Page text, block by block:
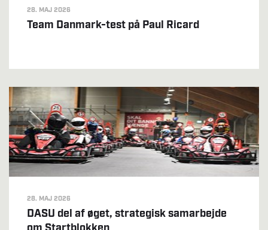
28. MAJ 2026
Team Danmark-test på Paul Ricard
28. MAJ 2026
DASU del af øget, strategisk samarbejde